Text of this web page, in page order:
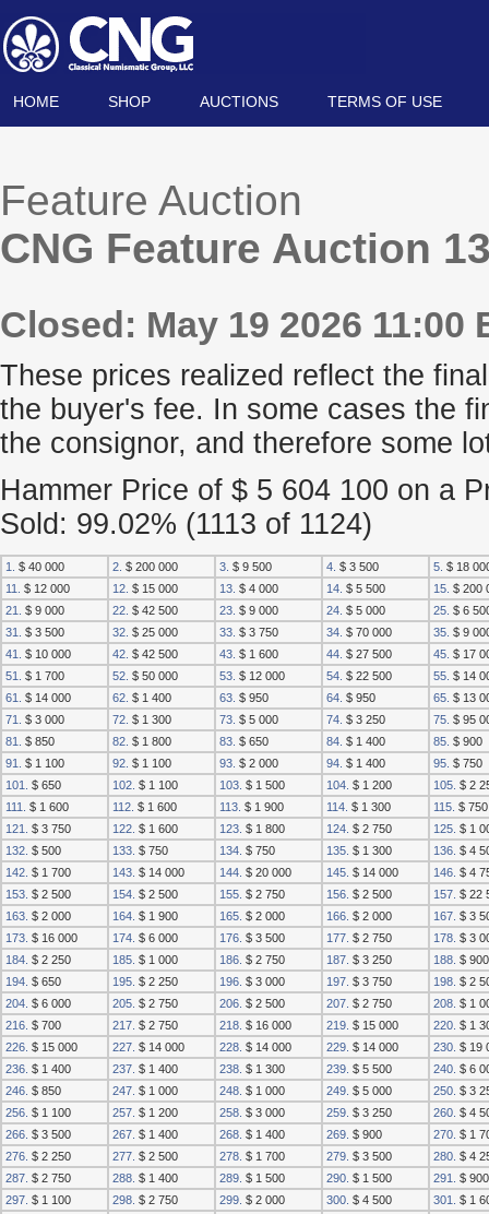
HOME SHOP AUCTIONS TERMS OF USE
Feature Auction
CNG Feature Auction
Closed: May 19 2026 11:00
These prices realized reflect the
the buyer's fee. In some cases the
the consignor, and therefore some
Hammer Price of $ 5 604 100 on a
Sold: 99.02% (1113 of 1124)
1. $ 40 000 2. $ 200 000 3. $ 9 500 4. $ 3 500 5. $ 18
11.
$ 12 000 12. $ 15 000 13. $ 4 000 14. $ 5 500 15. $ 200
21.
$ 9 000 22. $ 42 500 23. $ 9 000 24. $ 5 000 25. $ 6
31.
$ 3 500 32. $ 25 000 33. $ 3 750 34. $ 70 000 35. $ 9
41.
$ 10 000 42. $ 42 500 43. $ 1 600 44. $ 27 500 45. $ 17
51.
$ 1 700 52. $ 50 000 53. $ 12 000 54. $ 22 500 55. $ 14
61.
$ 14 000 62. $ 1 400 63. $ 950 64. $ 950 65. $ 13
71.
$ 3 000 72. $ 1 300 73. $ 5 000 74. $ 3 250 75. $ 95
81.
$ 850 82. $ 1 800 83. $ 650 84. $ 1 400 85. $ 900
91.
$ 1 100 92. $ 1 100 93. $ 2 000 94. $ 1 400 95. $ 750
101.
$ 650 102. $ 1 100 103. $ 1 500 104. $ 1 200 105. $ 2
111.
$ 1 600 112. $ 1 600 113. $ 1 900 114. $ 1 300 115. $ 750
121.
$ 3 750 122. $ 1 600 123. $ 1 800 124. $ 2 750 125. $ 1
132. $ 500 133. $ 750 134. $ 750 135. $ 1 300 136. $ 4
142. $ 1 700 143. $ 14 000 144. $ 20 000 145. $ 14 000 146. $ 4
153. $ 2 500 154. $ 2 500 155. $ 2 750 156. $ 2 500 157. $ 22
163. $ 2 000 164. $ 1 900 165. $ 2 000 166. $ 2 000 167. $ 3
173. $ 16 000 174. $ 6 000 176. $ 3 500 177. $ 2 750 178. $ 3
184. $ 2 250 185. $ 1 000 186. $ 2 750 187. $ 3 250 188. $ 900
194. $ 650 195. $ 2 250 196. $ 3 000 197. $ 3 750 198. $ 2
204. $ 6 000 205. $ 2 750 206. $ 2 500 207. $ 2 750 208. $ 1
216. $ 700 217. $ 2 750 218. $ 16 000 219. $ 15 000 220. $ 1
226. $ 15 000 227. $ 14 000 228. $ 14 000 229. $ 14 000 230. $ 19
236. $ 1 400 237. $ 1 400 238. $ 1 300 239. $ 5 500 240. $ 6
246. $ 850 247. $ 1 000 248. $ 1 000 249. $ 5 000 250. $ 3
256. $ 1 100 257. $ 1 200 258. $ 3 000 259. $ 3 250 260. $ 4
266. $ 3 500 267. $ 1 400 268. $ 1 400 269. $ 900 270. $ 1
276. $ 2 250 277. $ 2 500 278. $ 1 700 279. $ 3 500 280. $ 4
287. $ 2 750 288. $ 1 400 289. $ 1 500 290. $ 1 500 291.
$ 900
297. $ 1 100 298. $ 2 750 299. $ 2 000 300. $ 4 500 301.
$ 1